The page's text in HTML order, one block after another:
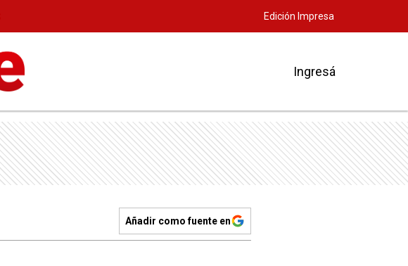
Edición Impresa
Ingresá
Añadir como fuente en